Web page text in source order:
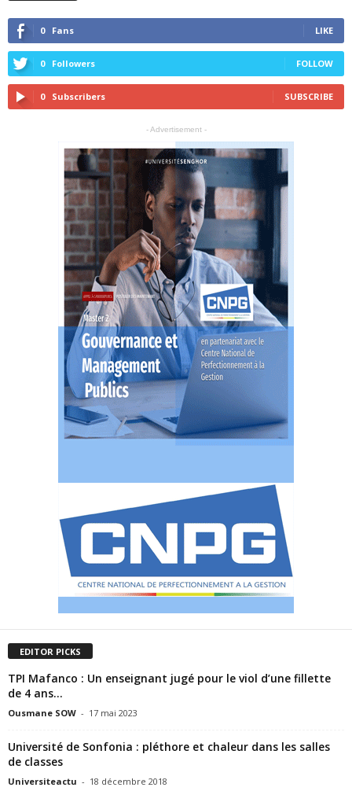
0 Fans LIKE
0 Followers FOLLOW
0 Subscribers SUBSCRIBE
- Advertisement -
EDITOR PICKS
TPI Mafanco : Un enseignant jugé pour le viol d’une fillette
de 4 ans...
Ousmane SOW - 17 mai 2023
Université de Sonfonia : pléthore et chaleur dans les salles
de classes
Universiteactu - 18 décembre 2018